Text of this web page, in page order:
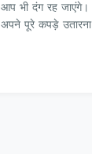
भी दंग रह जाएंगे।
पूरे कपड़े उतारना